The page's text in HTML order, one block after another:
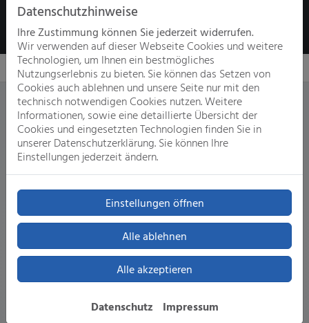
Ausstellung in Ihrer Nähe finden
ERHÄLTLICH BEI ELEMENTS
Datenschutzhinweise
Ihre Zustimmung können Sie jederzeit widerrufen.
Wir verwenden auf dieser Webseite Cookies und weitere
Technologien, um Ihnen ein bestmögliches
Nutzungserlebnis zu bieten. Sie können das Setzen von
Cookies auch ablehnen und unsere Seite nur mit den
technisch notwendigen Cookies nutzen. Weitere
Informationen, sowie eine detaillierte Übersicht der
Cookies und eingesetzten Technologien finden Sie in
unserer Datenschutzerklärung. Sie können Ihre
Einstellungen jederzeit ändern.
Einstellungen öffnen
Alle ablehnen
Alle akzeptieren
Datenschutz Impressum